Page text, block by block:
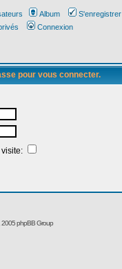
Album
S'enregistrer
Connexion
pour vous connecter.
phpBB Group